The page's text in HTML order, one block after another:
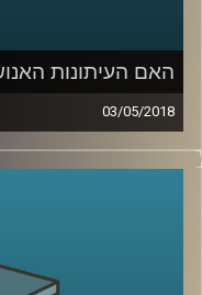
האם העיתונות
03/05/2018
ראיון מיוחד עם
של העיתונות
האופן שבו אנו